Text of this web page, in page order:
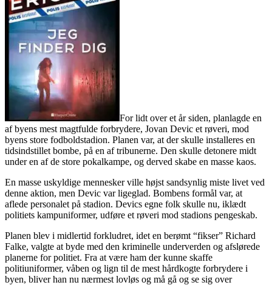
For lidt over et år siden, planlagde en
af byens mest magtfulde forbrydere, Jovan Devic et røveri, mod
byens store fodboldstadion. Planen var, at der skulle installeres en
tidsindstillet bombe, på en af tribunerne. Den skulle detonere midt
under en af de store pokalkampe, og derved skabe en masse kaos.
En masse uskyldige mennesker ville højst sandsynlig miste livet ved
denne aktion, men Devic var ligeglad. Bombens formål var, at
aflede personalet på stadion. Devics egne folk skulle nu, iklædt
politiets kampuniformer, udføre et røveri mod stadions pengeskab.
Planen blev i midlertid forkludret, idet en berømt “fikser” Richard
Falke, valgte at byde med den kriminelle underverden og afslørede
planerne for politiet. Fra at være ham der kunne skaffe
politiuniformer, våben og lign til de mest hårdkogte forbrydere i
byen, bliver han nu nærmest lovløs og må gå og se sig over